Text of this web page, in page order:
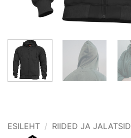
ESILEHT / RIIDED JA JALATSID